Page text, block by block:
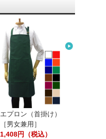
エプロン（首掛け）
［男女兼用］
1,408円（税込）